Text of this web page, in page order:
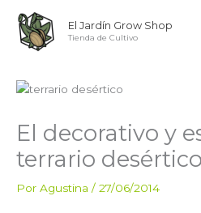
contenido
El Jardín Grow Shop
Tienda de Cultivo
El decorativo y
terrario desértico
Por Agustina / 27/06/2014